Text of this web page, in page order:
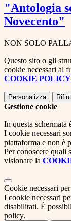
"Antologia
Novecento"
NON SOLO
Questo sito o gli
cookie necessari al
COOKIE POLICY
Personalizza
Gestione cookie
In questa schermata
I cookie necessari
piattaforma e non è
Per conoscere quali
visionare la
Cookie necessari
I cookie necessari
disabilitati. È
policy.